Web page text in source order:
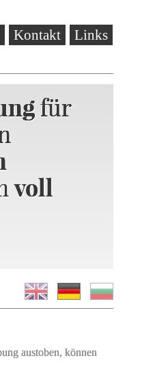
Kontakt Links
für
für
für
voll
austoben, können